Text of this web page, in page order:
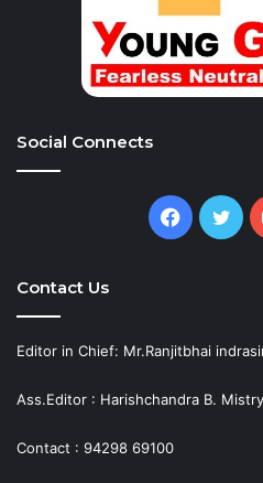
Social Connects
Contact Us
Editor in Chief: Mr.Ranjitbhai
Ass.Editor : Harishchandra B. Mistry
Contact : 94298 69100